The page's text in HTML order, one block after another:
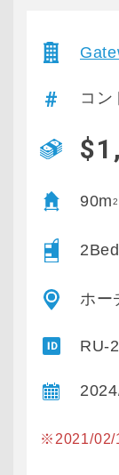
コン
90m2
ホー
RU-
※2021/02/